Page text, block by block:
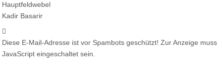
Hauptfeldwebel
Kadir Basarir
Diese E-Mail-Adresse ist vor Spambots geschützt! Zur Anzeige muss
JavaScript eingeschaltet sein.